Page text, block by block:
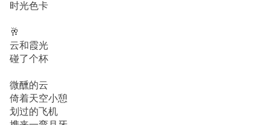
时光色卡
🥂
云和霞光
碰了个杯
微醺的云
倚着天空小憩
划过的飞机